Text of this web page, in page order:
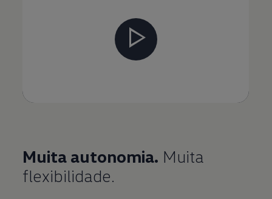
Muita autonomia. Muita
flexibilidade.